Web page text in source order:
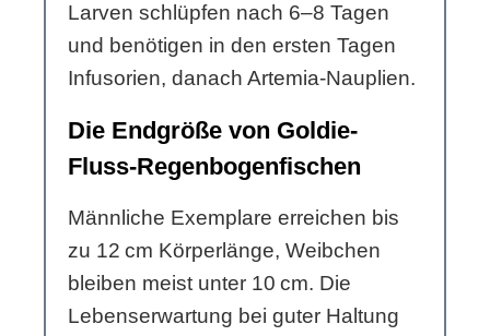
Larven schlüpfen nach 6–8 Tagen
und benötigen in den ersten Tagen
Infusorien, danach Artemia-Nauplien.
Die Endgröße von Goldie-
Fluss-Regenbogenfischen
Männliche Exemplare erreichen bis
zu 12 cm Körperlänge, Weibchen
bleiben meist unter 10 cm. Die
Lebenserwartung bei guter Haltung